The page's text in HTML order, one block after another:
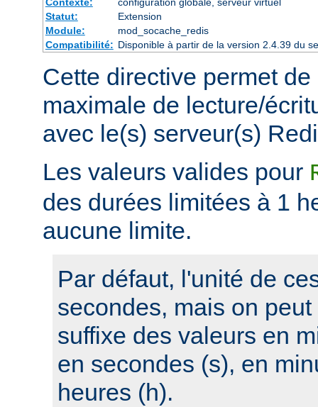
Contexte:
configuration globale, serveur virtuel
Statut:
Extension
Module:
mod_socache_redis
Compatibilité: Disponible à partir de la version 2.4.39 du
Cette directive permet
maximale de lecture/
avec le(s) serveur(s)
Les valeurs valides pour
des durées limitées à 1
aucune limite.
Par défaut, l'unité de
secondes, mais on
suffixe des valeurs en
en secondes (s), en
heures (h).